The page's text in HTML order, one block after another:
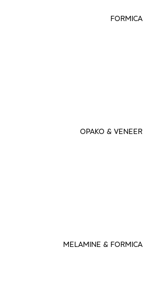
FORMICA
OPAKO & VENEER
MELAMINE & FORMICA